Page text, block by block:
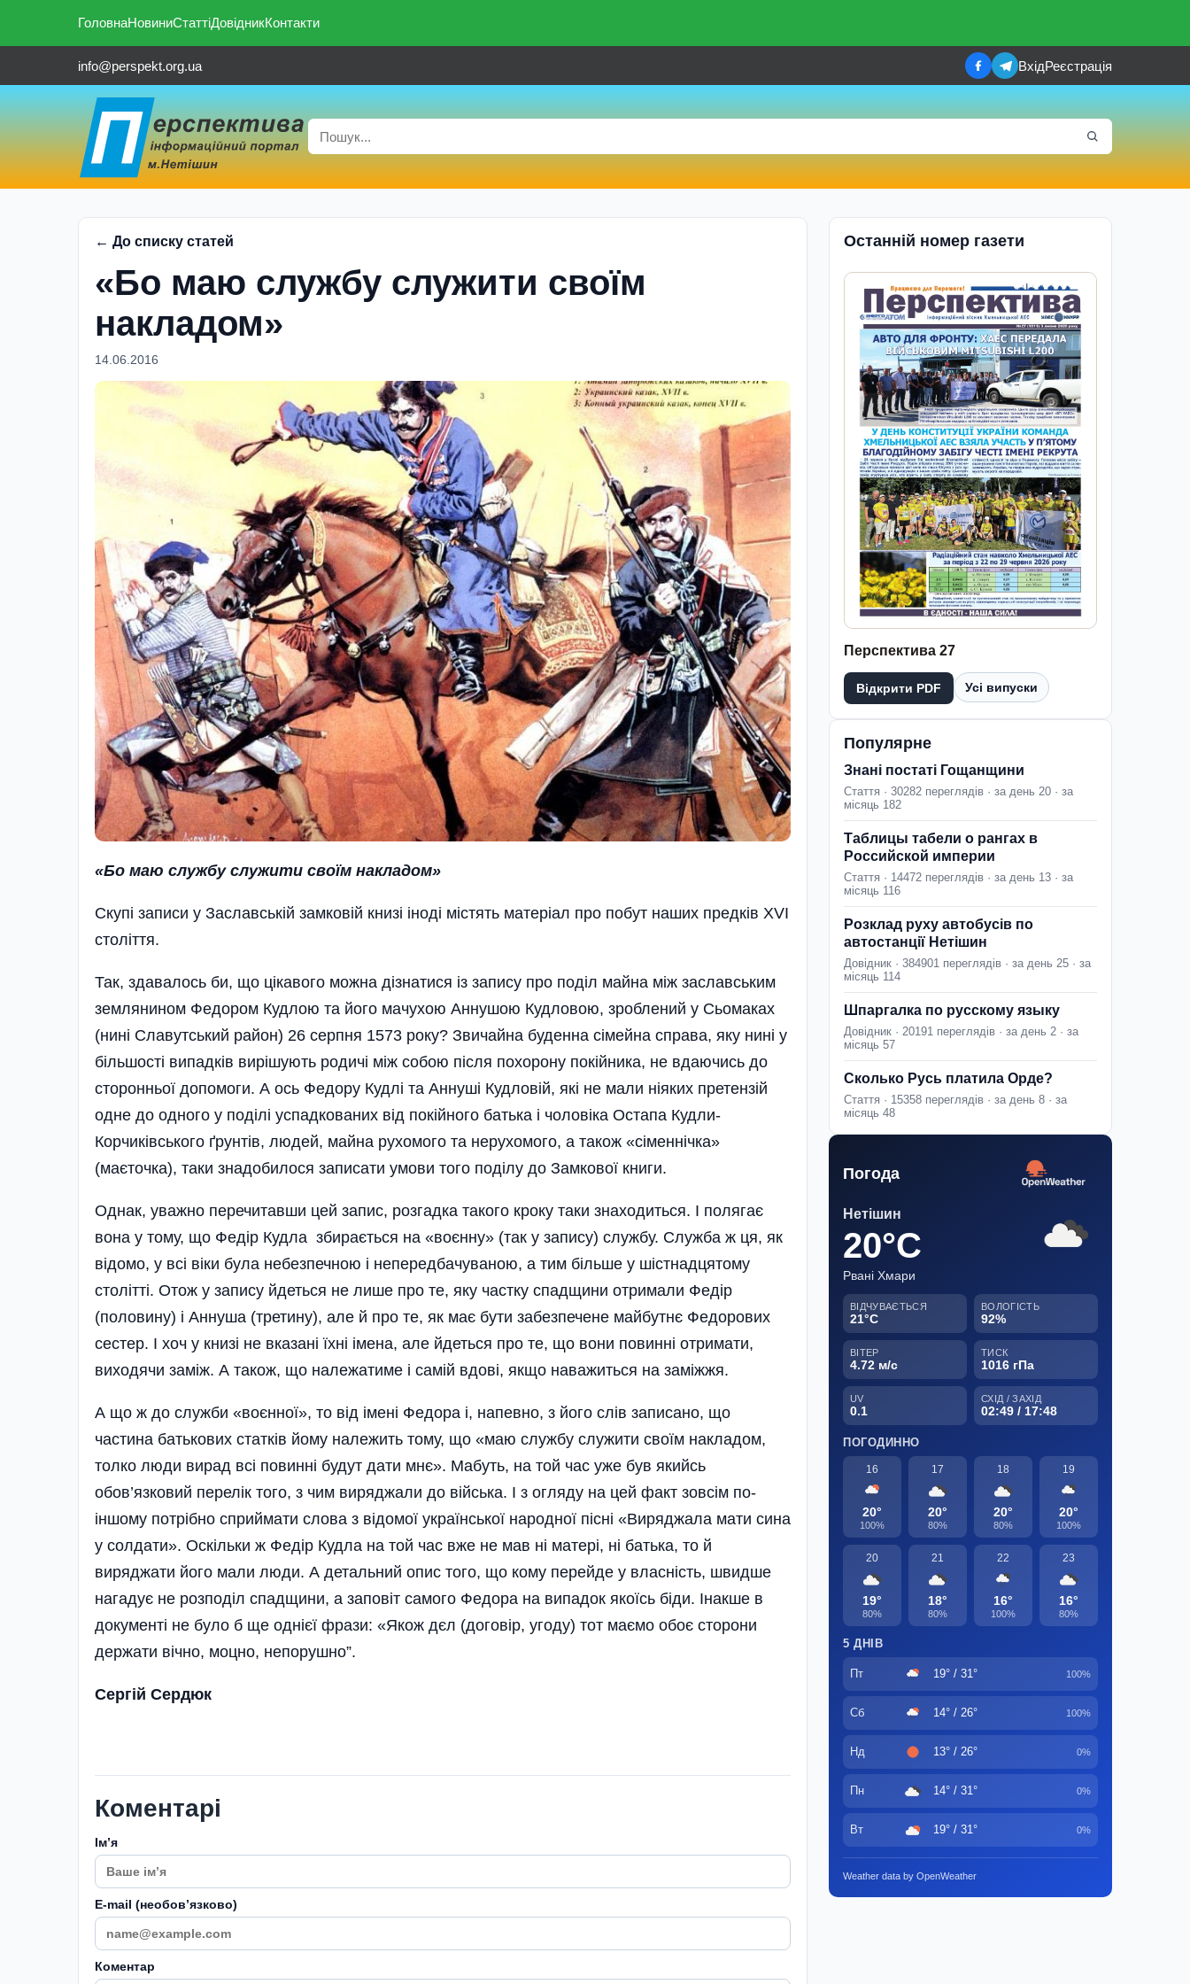
ГоловнаНовиниСтаттіДовідникКонтакти
info@perspekt.org.ua ВхідРеєстрація
← До списку статей
«Бо маю службу служити своїм
накладом»
14.06.2016
«Бо маю службу служити своїм накладом»
Скупі записи у Заславській замковій книзі іноді містять матеріал про побут наших предків ХVІ
століття.
Так, здавалось би, що цікавого можна дізнатися із запису про поділ майна між заславським
землянином Федором Кудлою та його мачухою Аннушою Кудловою, зроблений у Сьомаках
(нині Славутський район) 26 серпня 1573 року? Звичайна буденна сімейна справа, яку нині у
більшості випадків вирішують родичі між собою після похорону покійника, не вдаючись до
сторонньої допомоги. А ось Федору Кудлі та Аннуші Кудловій, які не мали ніяких претензій
одне до одного у поділі успадкованих від покійного батька і чоловіка Остапа Кудли-
Корчиківського ґрунтів, людей, майна рухомого та нерухомого, а також «сіменнічка»
(маєточка), таки знадобилося записати умови того поділу до Замкової книги.
Однак, уважно перечитавши цей запис, розгадка такого кроку таки знаходиться. І полягає
вона у тому, що Федір Кудла збирається на «воєнну» (так у запису) службу. Служба ж ця, як
відомо, у всі віки була небезпечною і непередбачуваною, а тим більше у шістнадцятому
столітті. Отож у запису йдеться не лише про те, яку частку спадщини отримали Федір
(половину) і Аннуша (третину), але й про те, як має бути забезпечене майбутнє Федорових
сестер. І хоч у книзі не вказані їхні імена, але йдеться про те, що вони повинні отримати,
виходячи заміж. А також, що належатиме і самій вдові, якщо наважиться на заміжжя.
А що ж до служби «воєнної», то від імені Федора і, напевно, з його слів записано, що
частина батькових статків йому належить тому, що «маю службу служити своїм накладом,
толко люди вирад всі повинні будут дати мнє». Мабуть, на той час уже був якийсь
обов’язковий перелік того, з чим виряджали до війська. І з огляду на цей факт зовсім по-
іншому потрібно сприймати слова з відомої української народної пісні «Виря­джала мати сина
у солдати». Оскільки ж Федір Кудла на той час вже не мав ні матері, ні батька, то й
виряджати його мали люди. А детальний опис того, що кому перейде у влас­ність, швидше
нагадує не розподіл спадщини, а заповіт самого Федора на випадок якоїсь біди. Інакше в
документі не було б ще однієї фрази: «Якож дєл (договір, угоду) тот маємо обоє сторони
держати вічно, моцно, непорушно”.
Сергій Сердюк
Коментарі
Імʼя
E-mail (необовʼязково)
Коментар
Останній номер газети
Перспектива 27
Відкрити PDF Усі випуски
Популярне
Знані постаті Гощанщини
Стаття · 30282 переглядів · за день 20 · за
місяць 182
Таблицы табели о рангах в
Российской империи
Стаття · 14472 переглядів · за день 13 · за
місяць 116
Розклад руху автобусів по
автостанції Нетішин
Довідник · 384901 переглядів · за день 25 · за
місяць 114
Шпаргалка по русскому языку
Довідник · 20191 переглядів · за день 2 · за
місяць 57
Сколько Русь платила Орде?
Стаття · 15358 переглядів · за день 8 · за
місяць 48
Погода
Нетішин
20°C
Рвані Хмари
ВІДЧУВАЄТЬСЯ
21°C
ВОЛОГІСТЬ
92%
ВІТЕР
4.72 м/с
ТИСК
1016 гПа
UV
0.1
СХІД / ЗАХІД
02:49 / 17:48
ПОГОДИННО
16
20°
100%
17
20°
80%
18
20°
80%
19
20°
100%
20
19°
80%
21
18°
80%
22
16°
100%
23
16°
80%
5 ДНІВ
Пт 19° / 31° 100%
Сб 14° / 26° 100%
Нд 13° / 26° 0%
Пн 14° / 31° 0%
Вт 19° / 31° 0%
Weather data by OpenWeather